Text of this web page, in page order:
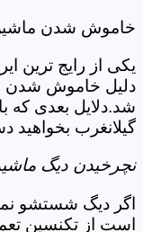
خاموش شدن ماشین
یکی از رایج ترین
دلیل خاموش شدن
شد.دلایل بعدی که
گیلانغرب بخواهید
نچرخیدن دیگ
اگر دیگ شستشو
است از تکنسین